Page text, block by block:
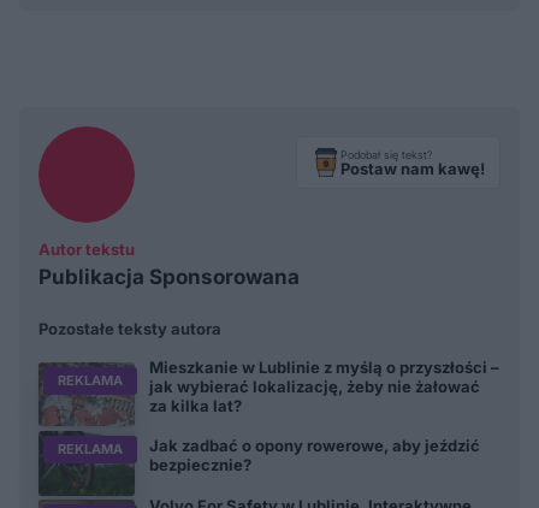
Autor tekstu
Publikacja Sponsorowana
Podobał się tekst?
Postaw nam kawę!
Pozostałe teksty autora
REKLAMA
Mieszkanie w Lublinie z myślą o przyszłości –
jak wybierać lokalizację, żeby nie żałować
za kilka lat?
REKLAMA
Jak zadbać o opony rowerowe, aby jeździć
bezpiecznie?